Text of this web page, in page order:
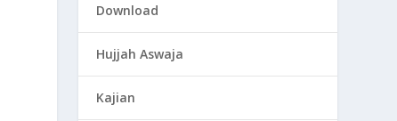
Download
Hujjah Aswaja
Kajian